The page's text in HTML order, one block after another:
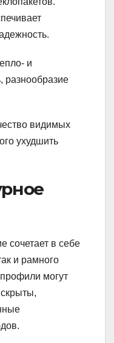
и
разнообразие
видимых
ухудшить
сочетает в себе
и рамного
могут